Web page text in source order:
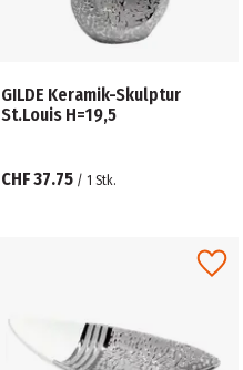
GILDE Keramik-Skulptur
St.Louis H=19,5
CHF 37.75 / 1 Stk.